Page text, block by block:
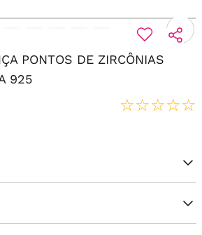
PONTOS DE ZIRCÔNIAS
925
☆☆☆☆☆